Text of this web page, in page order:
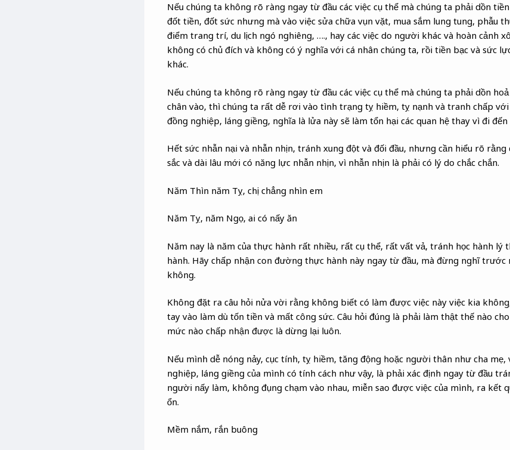
Nếu chúng ta không rõ ràng ngay từ đầu các việc cụ thể mà chúng ta phải dồn
đốt tiền, đốt sức nhưng mà vào việc sửa chữa vụn vặt, mua sắm lung tung, phẫu
điểm trang trí, du lịch ngó nghiêng, …., hay các việc do người khác và hoàn cảnh
không có chủ đích và không có ý nghĩa với cá nhân chúng ta, rồi tiền bạc và sức
khác.
Nếu chúng ta không rõ ràng ngay từ đầu các việc cụ thể mà chúng ta phải dồn
chân vào, thì chúng ta rất dễ rơi vào tình trạng tỵ hiềm, tỵ nạnh và tranh chấp
đồng nghiệp, láng giềng, nghĩa là lửa này sẽ làm tổn hại các quan hệ thay vì đi đến
Hết sức nhẫn nại và nhẫn nhịn, tránh xung đột và đối đầu, nhưng cần hiểu rõ rằng
sắc và dài lâu mới có năng lực nhẫn nhịn, vì nhẫn nhịn là phải có lý do chắc chắn.
Năm Thìn năm Tỵ, chị chẳng nhìn em
Năm Tỵ, năm Ngọ, ai có nấy ăn
Năm nay là năm của thực hành rất nhiều, rất cụ thể, rất vất vả, tránh học hành lý
hành. Hãy chấp nhận con đường thực hành này ngay từ đầu, mà đừng nghĩ
không.
Không đặt ra câu hỏi nửa vời rằng không biết có làm được việc này việc kia
tay vào làm dù tốn tiền và mất công sức. Câu hỏi đúng là phải làm thật thế nào
mức nào chấp nhận được là dừng lại luôn.
Nếu mình dễ nóng nảy, cục tính, tỵ hiềm, tăng động hoặc người thân như cha mẹ,
nghiệp, láng giềng của mình có tính cách như vậy, là phải xác định ngay từ đầu
người nấy làm, không đụng chạm vào nhau, miễn sao được việc của mình, ra kết
ổn.
Mềm nắm, rắn buông